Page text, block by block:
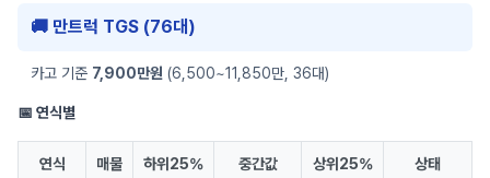
🚚 만트럭 TGS (76대)
카고 기준 7,900만원 (6,500~11,850만, 36대)
📅 연식별
연식 매물 하위25% 중간값 상위25% 상태